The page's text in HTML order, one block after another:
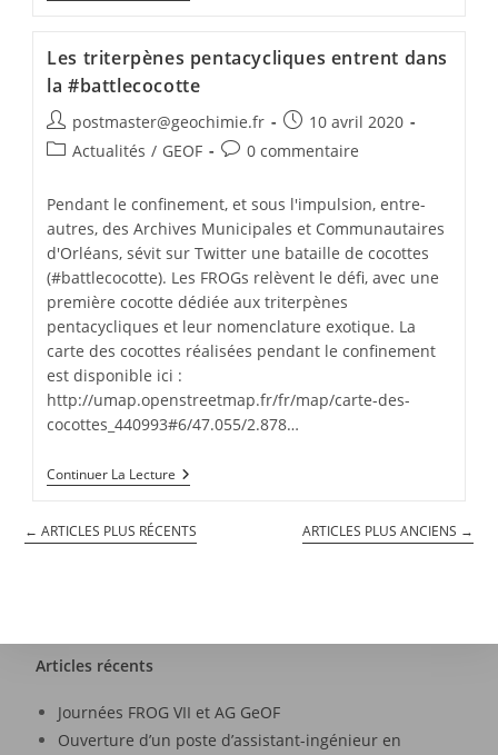
Les triterpènes pentacycliques entrent dans
la #battlecocotte
postmaster@geochimie.fr
10 avril 2020
Actualités / GEOF 0 commentaire
Pendant le confinement, et sous l'impulsion, entre-
autres, des Archives Municipales et Communautaires
d'Orléans, sévit sur Twitter une bataille de cocottes
(#battlecocotte). Les FROGs relèvent le défi, avec une
première cocotte dédiée aux triterpènes
pentacycliques et leur nomenclature exotique. La
carte des cocottes réalisées pendant le confinement
est disponible ici :
http://umap.openstreetmap.fr/fr/map/carte-des-
cocottes_440993#6/47.055/2.878…
Continuer La Lecture
← ARTICLES PLUS RÉCENTS ARTICLES PLUS ANCIENS →
Articles récents
Journées FROG VII et AG GeOF
Ouverture d’un poste d’assistant-ingénieur en